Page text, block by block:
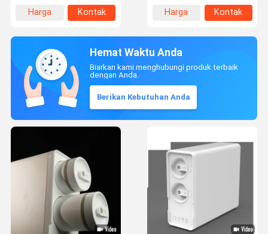
Harga
Kontak
Harga
Kontak
Hemat Waktu Anda
Biarkan kami menghubungi produk terbaik
dengan Anda.
Berikan Kebutuhan Anda